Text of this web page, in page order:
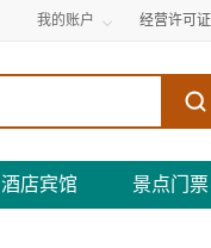
我的账户 经营许可证
酒店宾馆 景点门票